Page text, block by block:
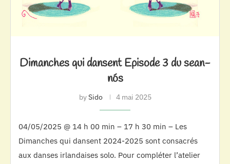
Dimanches qui dansent Episode 3 du sean-
nós
bySido 4 mai 2025
04/05/2025 @ 14 h 00 min – 17 h 30 min – Les
Dimanches qui dansent 2024-2025 sont consacrés
aux danses irlandaises solo. Pour compléter l’atelier